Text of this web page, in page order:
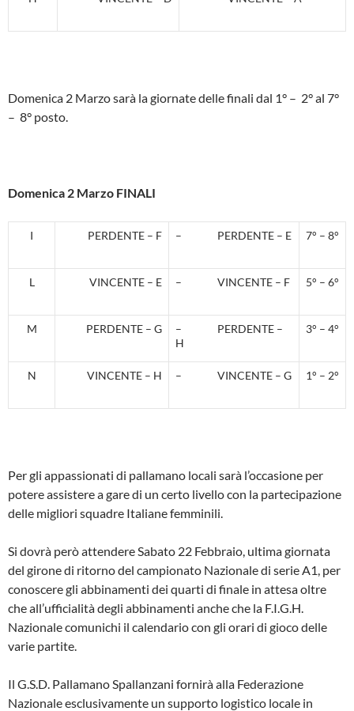
Domenica 2 Marzo sarà la giornate delle finali dal 1° – 2° al 7°
– 8° posto.
Domenica 2 Marzo FINALI
I PERDENTE – F – PERDENTE – E 7° – 8°
L VINCENTE – E – VINCENTE – F 5° – 6°
M PERDENTE – G
– PERDENTE –
H
3° – 4°
N VINCENTE – H – VINCENTE – G 1° – 2°
Per gli appassionati di pallamano locali sarà l’occasione per
potere assistere a gare di un certo livello con la partecipazione
delle migliori squadre Italiane femminili.
Si dovrà però attendere Sabato 22 Febbraio, ultima giornata
del girone di ritorno del campionato Nazionale di serie A1, per
conoscere gli abbinamenti dei quarti di finale in attesa oltre
che all’ufficialità degli abbinamenti anche che la F.I.G.H.
Nazionale comunichi il calendario con gli orari di gioco delle
varie partite.
Il G.S.D. Pallamano Spallanzani fornirà alla Federazione
Nazionale esclusivamente un supporto logistico locale in